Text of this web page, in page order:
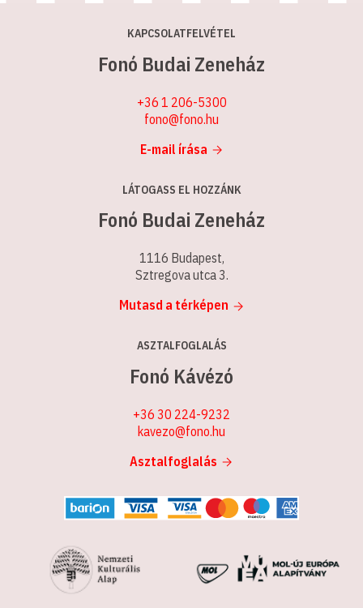
KAPCSOLATFELVÉTEL
Fonó Budai Zeneház
+36 1 206-5300
fono@fono.hu
E-mail írása
LÁTOGASS EL HOZZÁNK
Fonó Budai Zeneház
1116 Budapest,
Sztregova utca 3.
Mutasd a térképen
ASZTALFOGLALÁS
Fonó Kávézó
+36 30 224-9232
kavezo@fono.hu
Asztalfoglalás